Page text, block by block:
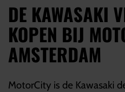
DE KAWASAKI
KOPEN BIJ
AMSTERDAM
MotorCity is de Kawasaki